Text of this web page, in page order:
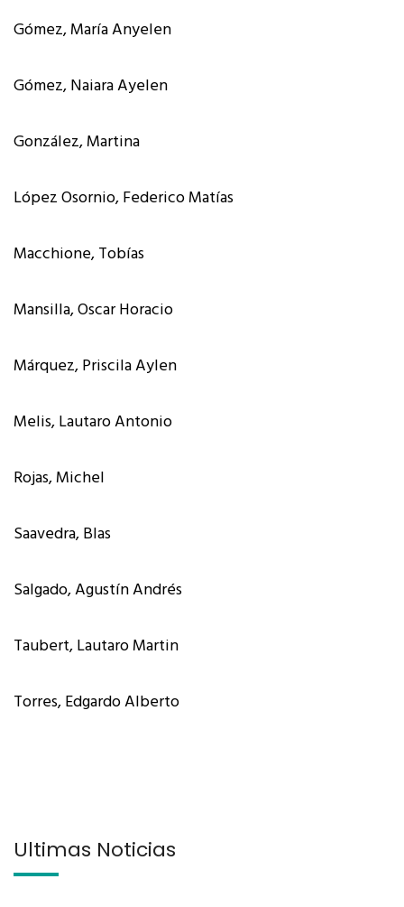
Gómez, María Anyelen
Gómez, Naiara Ayelen
González, Martina
López Osornio, Federico Matías
Macchione, Tobías
Mansilla, Oscar Horacio
Márquez, Priscila Aylen
Melis, Lautaro Antonio
Rojas, Michel
Saavedra, Blas
Salgado, Agustín Andrés
Taubert, Lautaro Martin
Torres, Edgardo Alberto
Últimas Noticias